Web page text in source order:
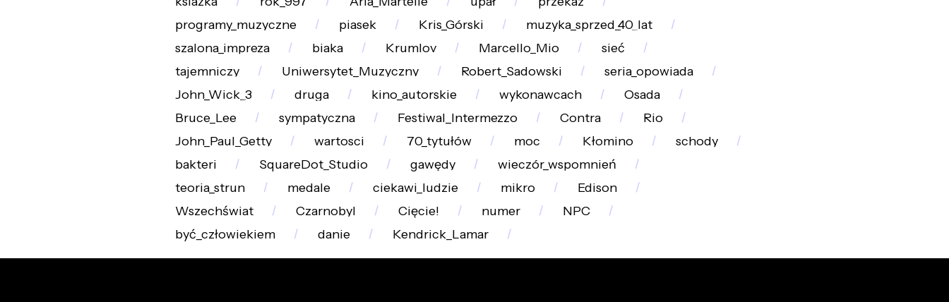
programy_muzyczne
piasek Kris_Górski
muzyka_sprzed_40_lat
szalona_impreza
biaka Krumlov Marcello_Mio
sieć
tajemniczy
Uniwersytet_Muzyczny Robert_Sadowski
seria_opowiada
John_Wick_3
druga kino_autorskie wykonawcach
Osada
Bruce_Lee
sympatyczna Festiwal_Intermezzo Contra
Rio
John_Paul_Getty
wartosci 70_tytułów moc Kłomino
schody
bakteri
SquareDot_Studio gawędy
wieczór_wspomnień
teoria_strun
medale ciekawi_ludzie mikro
Edison
Wszechświat
Czarnobyl Cięcie! numer
NPC
być_człowiekiem
danie Kendrick_Lamar